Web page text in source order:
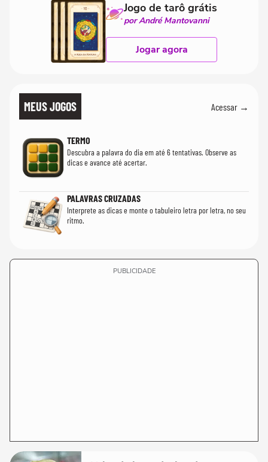
Jogo de tarô grátis
por André Mantovanni
Jogar agora
MEUS JOGOS Acessar →
TERMO
Descubra a palavra do dia em até 6 tentativas. Observe as
dicas e avance até acertar.
PALAVRAS CRUZADAS
Interprete as dicas e monte o tabuleiro letra por letra, no seu
ritmo.
PUBLICIDADE